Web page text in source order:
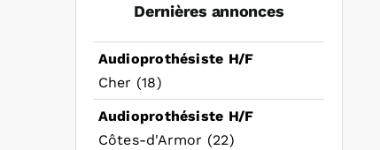
Dernières annonces
Audioprothésiste H/F
Cher (18)
Audioprothésiste H/F
Côtes-d'Armor (22)